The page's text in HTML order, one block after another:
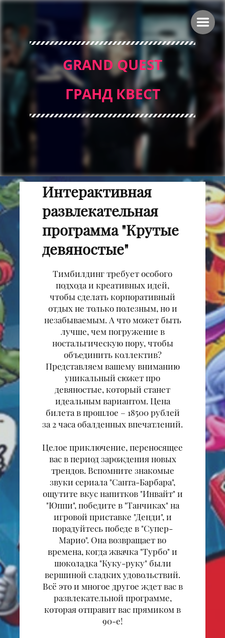
GRAND QUEST
ГРАНД КВЕСТ
Интерактивная
развлекательная
программа "Крутые
девяностые"
Тимбилдинг требует особого
подхода и креативных идей,
чтобы сделать корпоративный
отдых не только полезным, но и
незабываемым. А что может быть
лучше, чем погружение в
ностальгическую пору, чтобы
объединить коллектив?
Представляем вашему вниманию
уникальный сюжет про
девяностые, который станет
идеальным вариантом. Цена
билета в прошлое – 18500 рублей
за 2 часа обалденных впечатлений.
Целое приключение, переносящее
вас в период зарождения новых
трендов. Вспомните знакомые
звуки сериала "Санта-Барбара",
ощутите вкус напитков "Инвайт" и
"Юппи", победите в "Танчиках" на
игровой приставке "Денди", и
порадуйтесь победе в "Супер-
Марио". Она возвращает во
времена, когда жвачка "Турбо" и
шоколадка "Куку-руку" были
вершиной сладких удовольствий.
Всё это и многое другое ждет вас в
развлекательной программе,
которая отправит вас прямиком в
90-е!